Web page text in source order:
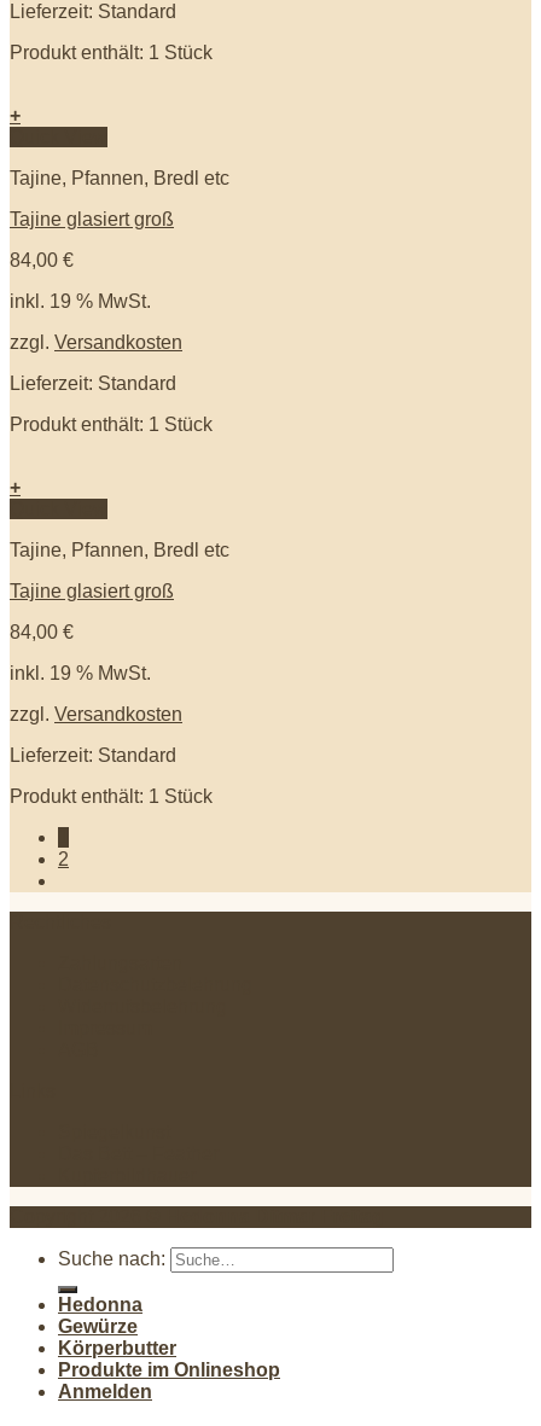
Lieferzeit: Standard
Produkt enthält: 1 Stück
+
Tajine, Pfannen, Bredl etc
Tajine glasiert groß
84,00 €
inkl. 19 % MwSt.
zzgl. Versandkosten
Lieferzeit: Standard
Produkt enthält: 1 Stück
+
Tajine, Pfannen, Bredl etc
Tajine glasiert groß
84,00 €
inkl. 19 % MwSt.
zzgl. Versandkosten
Lieferzeit: Standard
Produkt enthält: 1 Stück
2
Suche nach:
Hedonna
Gewürze
Körperbutter
Produkte im Onlineshop
Anmelden